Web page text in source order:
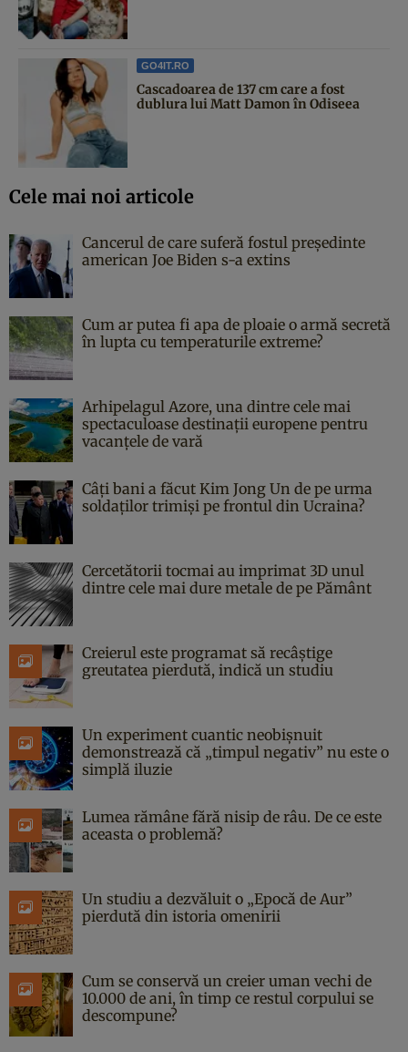
GO4IT.RO
Cascadoarea de 137 cm care a fost
dublura lui Matt Damon în Odiseea
Cele mai noi articole
Cancerul de care suferă fostul președinte
american Joe Biden s-a extins
Cum ar putea fi apa de ploaie o armă secretă
în lupta cu temperaturile extreme?
Arhipelagul Azore, una dintre cele mai
spectaculoase destinații europene pentru
vacanțele de vară
Câți bani a făcut Kim Jong Un de pe urma
soldaților trimiși pe frontul din Ucraina?
Cercetătorii tocmai au imprimat 3D unul
dintre cele mai dure metale de pe Pământ
Creierul este programat să recâștige
greutatea pierdută, indică un studiu
Un experiment cuantic neobișnuit
demonstrează că „timpul negativ” nu este o
simplă iluzie
Lumea rămâne fără nisip de râu. De ce este
aceasta o problemă?
Un studiu a dezvăluit o „Epocă de Aur”
pierdută din istoria omenirii
Cum se conservă un creier uman vechi de
10.000 de ani, în timp ce restul corpului se
descompune?